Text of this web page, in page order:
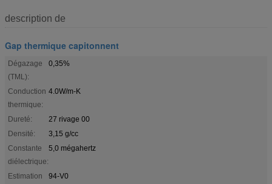
description de
Gap thermique capitonnent
Dégazage
(TML):
0,35%
Conduction
thermique:
4.0W/m-K
Dureté:
27 rivage 00
Densité:
3,15 g/cc
Constante
diélectrique:
5,0 mégahertz
Estimation
94-V0